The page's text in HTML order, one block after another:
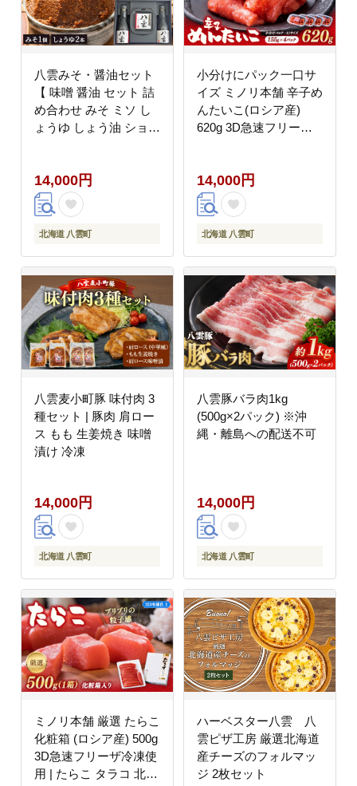
八雲みそ・醤油セット
【 味噌 醤油 セット 詰
め合わせ みそ ミソ し
ょうゆ しょう油 ショウ
物 プレゼント 八雲町
北海道 】 ※沖縄・離島
への配送不可
14,000円
北海道 八雲町
小分けにパック一口サ
イズ ミノリ本舗 辛子め
んたいこ(ロシア産)
620g 3D急速フリーザ
たいこ 唐辛子 小分け
北海道 八雲町
14,000円
北海道 八雲町
八雲麦小町豚 味付肉 3
種セット | 豚肉 肩ロー
ス もも 生姜焼き 味噌
漬け 冷凍
14,000円
北海道 八雲町
八雲豚バラ肉1kg
(500g×2パック) ※沖
縄・離島への配送不可
14,000円
北海道 八雲町
ミノリ本舗 厳選 たらこ
化粧箱 (ロシア産) 500g
3D急速フリーザ冷凍使
用 | たらこ タラコ 北海
ハーベスター八雲 八
雲ピザ工房 厳選北海道
産チーズのフォルマッ
ジ 2枚セット